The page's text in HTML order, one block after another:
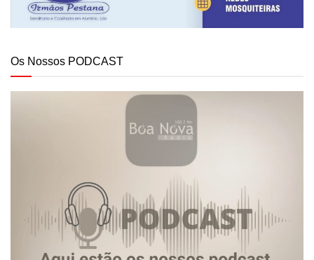
Os Nossos PODCAST